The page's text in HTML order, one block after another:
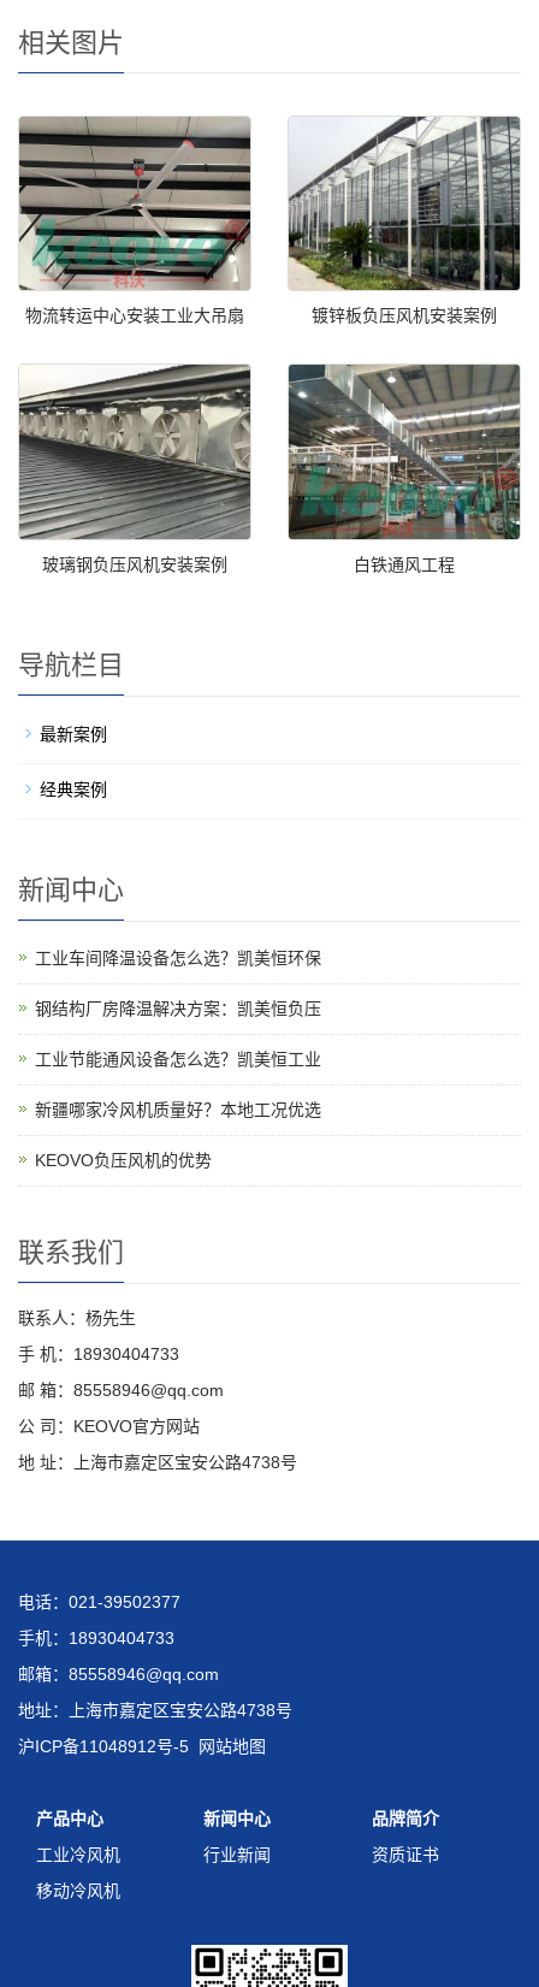
相关图片
物流转运中心安装工业大吊扇 镀锌板负压风机安装案例
玻璃钢负压风机安装案例 白铁通风工程
导航栏目
最新案例
经典案例
新闻中心
工业车间降温设备怎么选？凯美恒环保
钢结构厂房降温解决方案：凯美恒负压
工业节能通风设备怎么选？凯美恒工业
新疆哪家冷风机质量好？本地工况优选
KEOVO负压风机的优势
联系我们
联系人：杨先生
手 机：18930404733
邮 箱：85558946@qq.com
公 司：KEOVO官方网站
地 址：上海市嘉定区宝安公路4738号
电话：021-39502377
手机：18930404733
邮箱：85558946@qq.com
地址：上海市嘉定区宝安公路4738号
沪ICP备11048912号-5
网站地图
产品中心
工业冷风机
移动冷风机
新闻中心
行业新闻
品牌简介
资质证书